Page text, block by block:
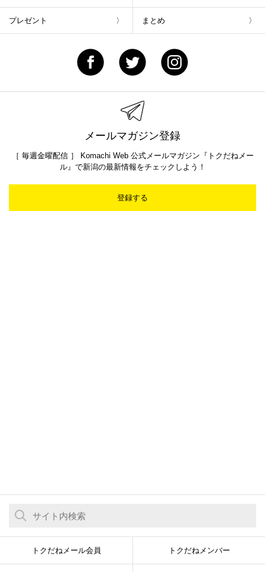
プレゼント まとめ
メールマガジン登録
［ 毎週金曜配信 ］ Komachi Web 公式メールマガジン『トクだねメー
ル』で新潟の最新情報をチェックしよう！
登録する
トクだねメール会員 トクだねメンバー